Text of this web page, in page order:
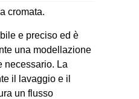
cromata.
e preciso ed è
una modellazione
necessario. La
il lavaggio e il
un flusso